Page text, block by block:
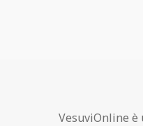
VesuviOnline è